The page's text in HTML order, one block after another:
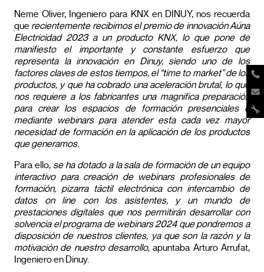
Neme Oliver, Ingeniero para KNX en DINUY, nos recuerda
que recientemente recibimos el premio de innovación Aúna
Electricidad 2023 a un producto KNX, lo que pone de
manifiesto el importante y constante esfuerzo que
representa la innovación en Dinuy, siendo uno de los
factores claves de estos tiempos, el “time to market” de los
productos, y que ha cobrado una aceleración brutal, lo que
nos requiere a los fabricantes una magnifica preparación
para crear los espacios de formación presenciales o
mediante webinars para atender esta cada vez mayor
necesidad de formación en la aplicación de los productos
que generamos.
Para ello, se ha dotado a la sala de formación de un equipo
interactivo para creación de webinars profesionales de
formación, pizarra táctil electrónica con intercambio de
datos on line con los asistentes, y un mundo de
prestaciones digitales que nos permitirán desarrollar con
solvencia el programa de webinars 2024 que pondremos a
disposición de nuestros clientes, ya que son la razón y la
motivación de nuestro desarrollo, apuntaba Arturo Arrufat,
Ingeniero en Dinuy.